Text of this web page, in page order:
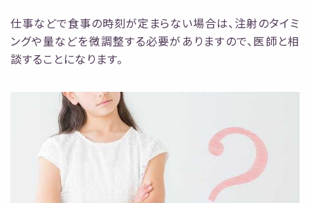
仕事などで食事の時刻が定まらない場合は、注射のタイミ
ングや量などを微調整する必要がありますので、医師と相
談することになります。